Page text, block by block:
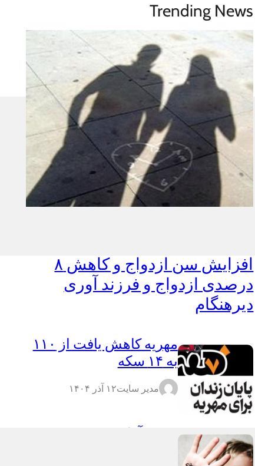
Trending News
افزایش سن ازدواج و کاهش ۸
درصدی ازدواج و فرزند آوری
دیرهنگام
مهریه کاهش یافت از ۱۱۰
به ۱۴ سکه
مدیر سایت۱۲ آذر ۱۴۰۴
کودک آزاری یک زوج